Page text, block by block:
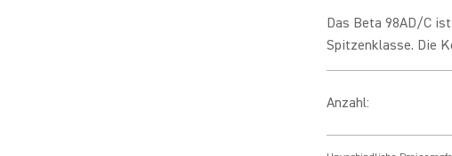
Das Beta 98AD/C
Spitzenklasse. Die
Anzahl: